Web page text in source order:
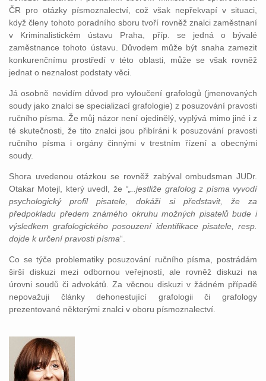
ČR pro otázky písmoznalectví, což však nepřekvapí v situaci,
když členy tohoto poradního sboru tvoří rovněž znalci zaměstnaní
v Kriminalistickém ústavu Praha, příp. se jedná o bývalé
zaměstnance tohoto ústavu. Důvodem může být snaha zamezit
konkurenčnímu prostředí v této oblasti, může se však rovněž
jednat o neznalost podstaty věci.
Já osobně nevidím důvod pro vyloučení grafologů (jmenovaných
soudy jako znalci se specializací grafologie) z posuzování pravosti
ručního písma. Že můj názor není ojedinělý, vyplývá mimo jiné i z
té skutečnosti, že tito znalci jsou přibíráni k posuzování pravosti
ručního písma i orgány činnými v trestním řízení a obecnými
soudy.
Shora uvedenou otázkou se rovněž zabýval ombudsman JUDr.
Otakar Motejl, který uvedl, že “„..jestliže grafolog z písma vyvodí
psychologický profil pisatele, dokáži si představit, že za
předpokladu předem známého okruhu možných pisatelů bude i
výsledkem grafologického posouzení identifikace pisatele, resp.
dojde k určení pravosti písma“.
Co se týče problematiky posuzování ručního písma, postrádám
širší diskuzi mezi odbornou veřejností, ale rovněž diskuzi na
úrovni soudů či advokátů. Za věcnou diskuzi v žádném případě
nepovažuji články dehonestující grafologii či grafology
prezentované některými znalci v oboru písmoznalectví.